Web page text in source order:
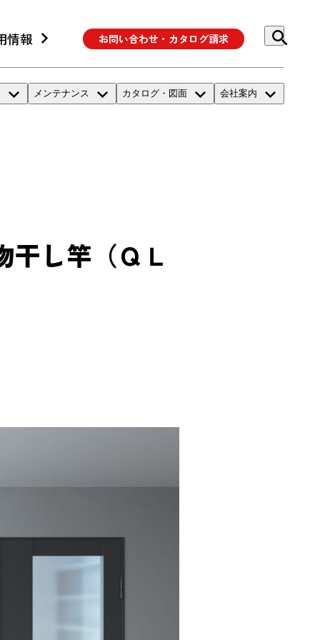
情報 お問い合わせ・カタログ請求
メンテナンス カタログ・図面 会社案内
し竿（ＱＬ